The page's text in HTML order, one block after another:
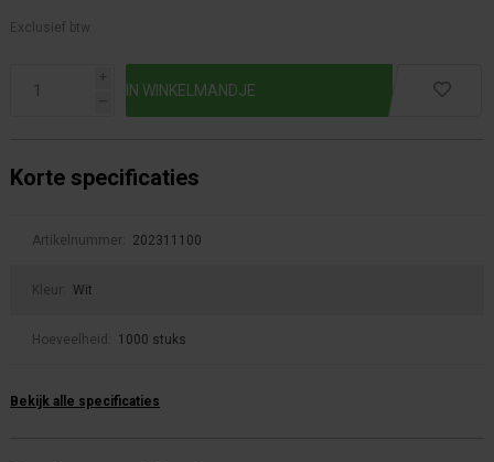
Exclusief btw.
i
h
Korte specificaties
Artikelnummer: 202311100
Kleur: Wit
Hoeveelheid: 1000 stuks
Bekijk alle specificaties